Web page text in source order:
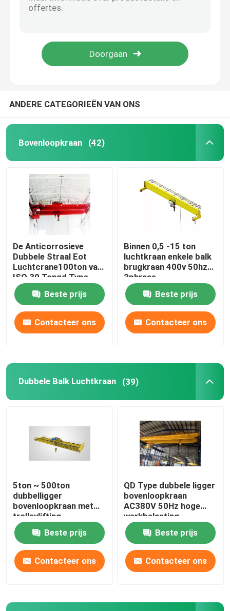
De Kraan van de containerbrug
de rubberkraan van de bandbrug
mariene dekkraan
Kern polaire kraan
Beam Launcher Kraan
Gemonteerde kraanbalkkraan
Het elektrische Hijstoestel van de Draadkabel
Elektromagnetische lifter
Nieuwe Chinese Stijlkraan
ANDERE CATEGORIEËN VAN ONS
Bovenloopkraan (42)
De Anticorrosieve
Dubbele Straal Eot
Luchtcrane100ton van
ISO 30 Tonqd Type
Beste prijs
Contacteer ons
Binnen 0,5 -15 ton
luchtkraan enkele balk
brugkraan 400v 50hz
3phrase
Beste prijs
Contacteer ons
Dubbele Balk Luchtkraan (39)
5ton ~ 500ton
dubbelligger
bovenloopkraan met
trolleylifting
Beste prijs
Contacteer ons
QD Type dubbele ligger
bovenloopkraan
AC380V 50Hz hoge
werkbelasting
Beste prijs
Contacteer ons